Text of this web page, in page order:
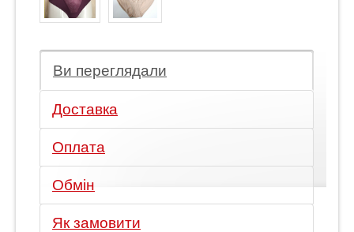
Ви переглядали
Доставка
Оплата
Обмін
Як замовити